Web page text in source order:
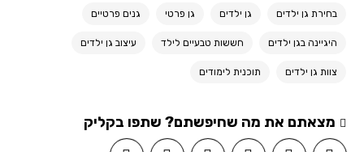
בחירת גן ילדים גן ילדים גן פרטי גנים פרטיים
היגיינה בגן ילדים חששות טבעיים לילד עיצוב גן ילדים
צוות גן ילדים תוכנית לימודים
מצאתם את מה שחיפשתם? שתפו בקליק